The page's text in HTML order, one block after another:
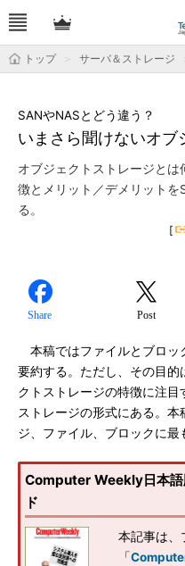
トップ サーバ＆ストレージ
いまさら聞けないオブ
SANやNASとどう違う？
オブジェクトストレージと
徴とメリット／デメリットを
る。
[
Share Post
本稿ではファイルとブロッ
要約する。ただし、その目的
クトストレージの特徴に注
ストレージの形式にある。
ジ、ファイル、ブロックに最
Computer Weekly日本
ド
本記事は、
「